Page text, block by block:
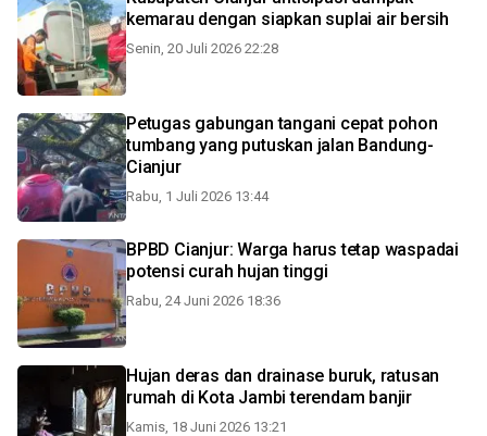
kemarau dengan siapkan suplai air bersih
Senin, 20 Juli 2026 22:28
Petugas gabungan tangani cepat pohon
tumbang yang putuskan jalan Bandung-
Cianjur
Rabu, 1 Juli 2026 13:44
BPBD Cianjur: Warga harus tetap waspadai
potensi curah hujan tinggi
Rabu, 24 Juni 2026 18:36
Hujan deras dan drainase buruk, ratusan
rumah di Kota Jambi terendam banjir
Kamis, 18 Juni 2026 13:21